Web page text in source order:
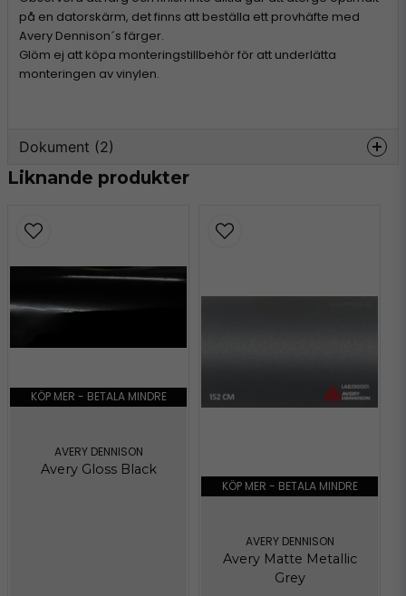
på en datorskärm, det finns att beställa ett provhäfte med
Avery Dennison´s färger.
Glöm ej att köpa monteringstillbehör för att underlätta
monteringen av vinylen.
Dokument (2)
avery-supreme-
avery-colours.pdf
4.66 MB
Liknande produkter
KÖP MER - BETALA MINDRE
AVERY DENNISON
Avery Gloss Black
KÖP MER - BETALA MINDRE
AVERY DENNISON
Avery Matte Metallic
Grey